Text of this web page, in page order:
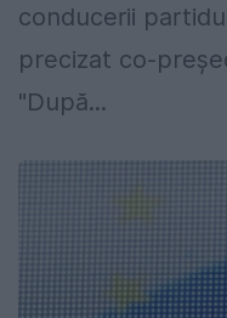
conducerii
precizat co-
"După...